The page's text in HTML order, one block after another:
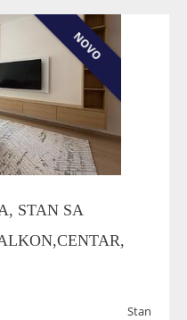
NOVO
STAN SA
Stan